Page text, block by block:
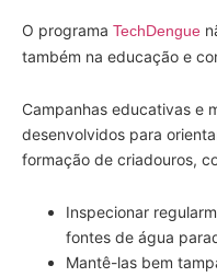
O programa TechDengue
também na educação e
Campanhas educativas e
desenvolvidos para
formação de criadouros,
Inspecionar
fontes de água
Mantê-las bem